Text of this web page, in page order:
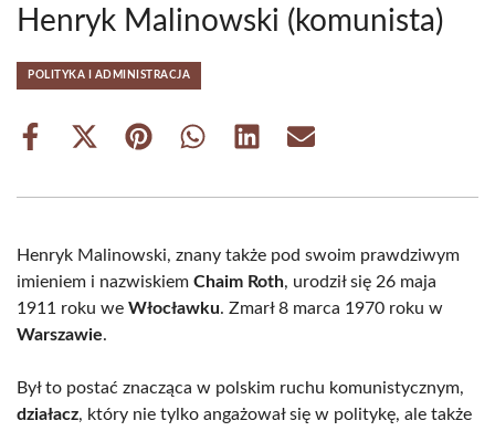
Henryk Malinowski (komunista)
POLITYKA I ADMINISTRACJA
Share
Share
(Twitter)
Share Share Share Share
Henryk Malinowski, znany także pod swoim prawdziwym
imieniem i nazwiskiem Chaim Roth, urodził się 26 maja
1911 roku we Włocławku. Zmarł 8 marca 1970 roku w
Warszawie.
Był to postać znacząca w polskim ruchu komunistycznym,
działacz, który nie tylko angażował się w politykę, ale także